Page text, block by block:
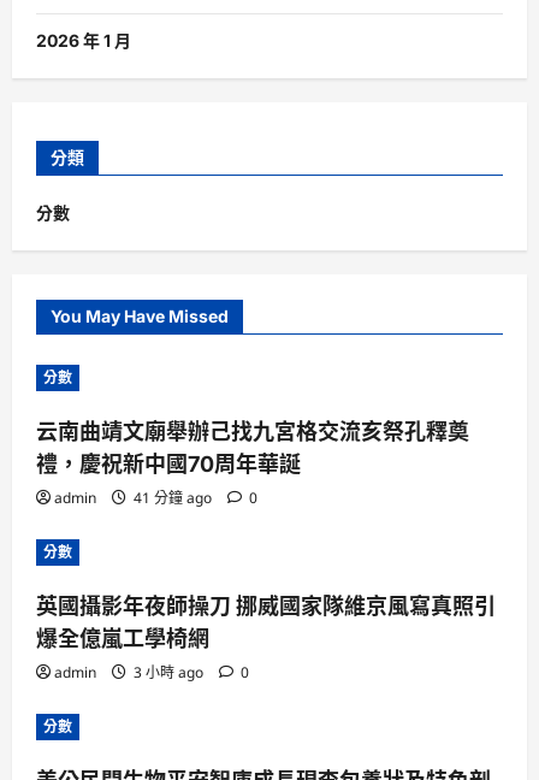
2026 年 1 月
分類
分數
You May Have Missed
分數
云南曲靖文廟舉辦己找九宮格交流亥祭孔釋奠
禮，慶祝新中國70周年華誕
admin 41 分鐘 ago 0
分數
英國攝影年夜師操刀 挪威國家隊維京風寫真照引
爆全億嵐工學椅網
admin 3 小時 ago 0
分數